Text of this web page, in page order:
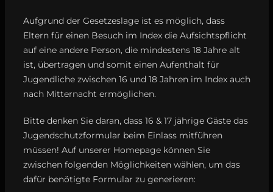
Aufgrund der Gesetzeslage ist es möglich, dass
Eltern für einen Besuch im Index die Aufsichtspflicht
auf eine andere Person, die mindestens 18 Jahre alt
ist, übertragen und somit einen Aufenthalt für
Jugendliche zwischen 16 und 18 Jahren im Index auch
nach Mitternacht ermöglichen.
Bitte denken Sie daran, dass 16 & 17 jährige Gäste das
Jugendschutzformular beim Einlass mitführen
müssen! Auf unserer Homepage können Sie
zwischen folgenden Möglichkeiten wählen, um das
dafür benötigte Formular zu generieren: